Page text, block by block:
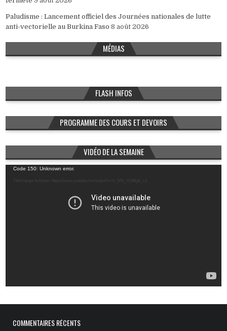
Paludisme : Lancement officiel des Journées nationales de lutte
anti-vectorielle au Burkina Faso 8 août 2026
MÉDIAS
FLASH INFOS
PROGRAMME DES COURS ET DEVOIRS
VIDÉO DE LA SEMAINE
Lecteur
vidéo
Code 150: Unknown error.
Télécharger le fichier: https://www.youtube.com/watch?v=U_MN_YL99Ig&_=1
COMMENTAIRES RÉCENTS